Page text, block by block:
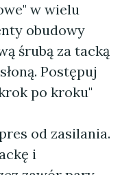
w wielu
obudowy
śrubą za tacką
Postępuj
po kroku"
od zasilania.
i